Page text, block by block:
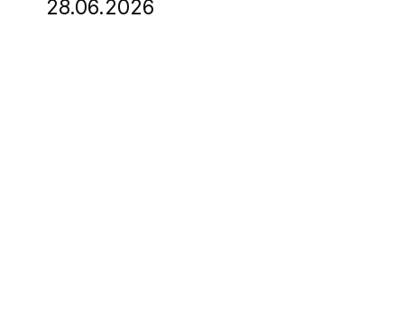
28.06.2026